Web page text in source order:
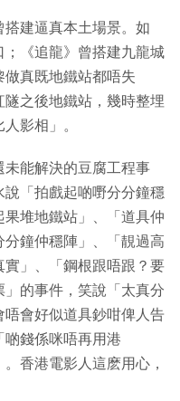
建逼真本土場景。如
；《追龍》曾搭建九龍城
真既地鐵站都唔失
之後地鐵站，幾時整埋
影相」。
能解決的豆腐工程事
「拍戲起啲嘢分分鐘穩
堆地鐵站」、「道具仲
鐘仲穩陣」、「靚過高
」、「鋼根跟唔跟？要
的事件，笑說「太真分
會好似道具鈔咁俾人告
啲錢係咪唔再用港
香港電影人這麽用心，